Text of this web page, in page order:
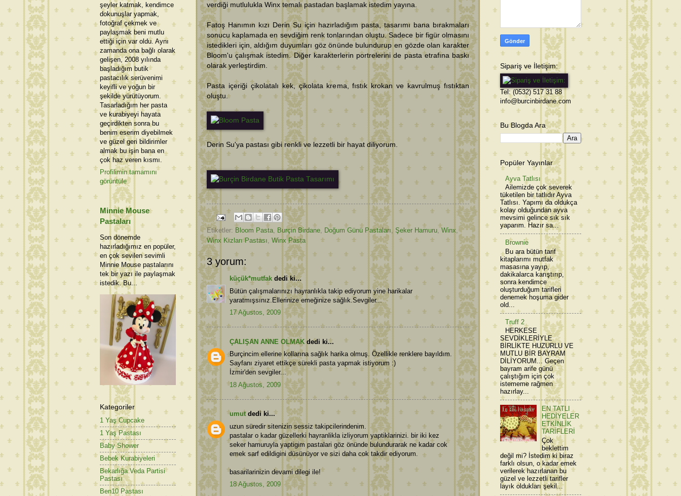
verdiği mutlulukla Winx temalı pastadan başlamak istedim yayına.
Fatoş Hanımın kızı Derin Su için hazırladığım pasta, tasarımı bana bırakmaları
sonucu kaplamada en sevdiğim renk tonlarından oluştu. Sadece bir figür olmasını
istedikleri için, aldığım duyumları göz önünde bulundurup en gözde olan karakter
Bloom'u çalışmak istedim. Diğer karakterlerin portrelerini de pasta etrafına baskı
olarak yerleştirdim.
Pasta içeriği çikolatalı kek, çikolata krema, fıstık krokan ve kavrulmuş fıstıktan
oluştu.
Derin Su'ya pastası gibi renkli ve lezzetli bir hayat diliyorum.
Etiketler: Bloom Pasta, Burçin Birdane, Doğum Günü Pastaları, Şeker Hamuru, Winx,
Winx Kızları Pastası, Winx Pasta
3 yorum:
küçük*mutfak dedi ki...
Bütün çalışmalarınızı hayranlıkla takip ediyorum yine harikalar
yaratmışsınız.Ellerinize emeğinize sağlık.Sevgiler...
17 Ağustos, 2009
ÇALIŞAN ANNE OLMAK dedi ki...
Burçincim ellerine kollarına sağlık harika olmuş. Özellikle renklere bayıldım.
Sayfanı ziyaret ettikçe sürekli pasta yapmak istiyorum :)
İzmir'den sevgiler...
18 Ağustos, 2009
umutdedi ki...
uzun süredir sitenizin sessiz takipcilerindenim.
pastalar o kadar güzellerki hayranlikla izliyorum yaptiklarinizi. bir iki kez
seker hamuruyla yaptigim pastalari göz önünde bulundurarak ne kadar cok
emek sarf edildigini düsünüyor ve sizi daha cok takdir ediyorum.
basarilarinizin devami dilegi ile!
18 Ağustos, 2009
şeyler katmak, kendimce
dokunuşlar yapmak,
fotoğraf çekmek ve
paylaşmak beni mutlu
ettiği için var oldu. Aynı
zamanda ona bağlı olarak
gelişen, 2008 yılında
başladığım butik
pastacılık serüvenimi
keyifli ve yoğun bir
şekilde yürütüyorum.
Tasarladığım her pasta
ve kurabiyeyi hayata
geçirdikten sonra bu
benim eserim diyebilmek
ve güzel geri bildirimler
almak bu işin bana en
çok haz veren kısmı.
Profilimin tamamını
görüntüle
Minnie Mouse
Pastaları
Son dönemde
hazırladığımız en popüler,
en çok sevilen sevimli
Minnie Mouse pastalarını
tek bir yazı ile paylaşmak
istedik. Bu...
Kategoriler
1 Yaş Cupcake
1 Yaş Pastası
Baby Shower
Bebek Kurabiyeleri
Bekarlığa Veda Partisi
Pastası
Ben10 Pastası
Sipariş ve İletişim:
Tel: (0532) 517 31 88
info@burcinbirdane.com
Bu Blogda Ara
Popüler Yayınlar
Ayva Tatlısı
Ailemizde çok severek
tüketilen bir tatlıdır Ayva
Tatlısı. Yapımı da oldukça
kolay olduğundan ayva
mevsimi gelince sık sık
yaparım. Hazır sa...
Brownie
Bu ara bütün tarif
kitaplarımı mutfak
masasına yayıp,
dakikalarca karıştırıp,
sonra kendimce
oluşturduğum tarifleri
denemek hoşuma gider
old...
Truff 2
HERKESE
SEVDİKLERİYLE
BİRLİKTE HUZURLU VE
MUTLU BİR BAYRAM
DİLİYORUM... Geçen
bayram arife günü
çalıştığım için çok
istememe rağmen
hazırlay...
EN TATLI
HEDİYELER
ETKİNLİK
TARİFLERİ
Çok
beklettim
değil mi? İstedim ki biraz
farklı olsun, o kadar emek
verilerek hazırlanan bu
güzel ve lezzetli tarifler
layık oldukları şekil...